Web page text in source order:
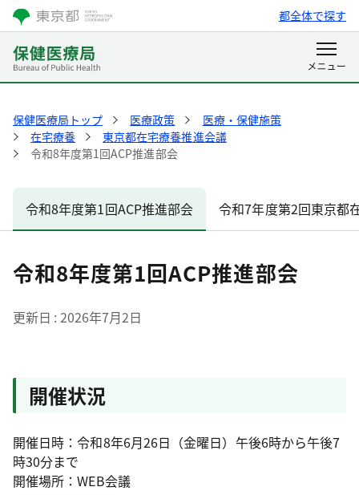
都全体で探す
保健医療局トップ 医療政策
医療・保健施策
在宅療養
東京都在宅療養推進会議
令和8年度第1回ACP推進部会
令和8年度第1回ACP推進部会 令和7年度第2回東京都
令和8年度第1回ACP推進部会
更新日 2026年7月2日
開催状況
開催日時：令和8年6月26日（金曜日）午後6時から午後7
時30分まで
開催場所：WEB会議